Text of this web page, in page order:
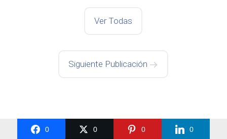
Ver Todas
Siguiente Publicación
0 0 0 0